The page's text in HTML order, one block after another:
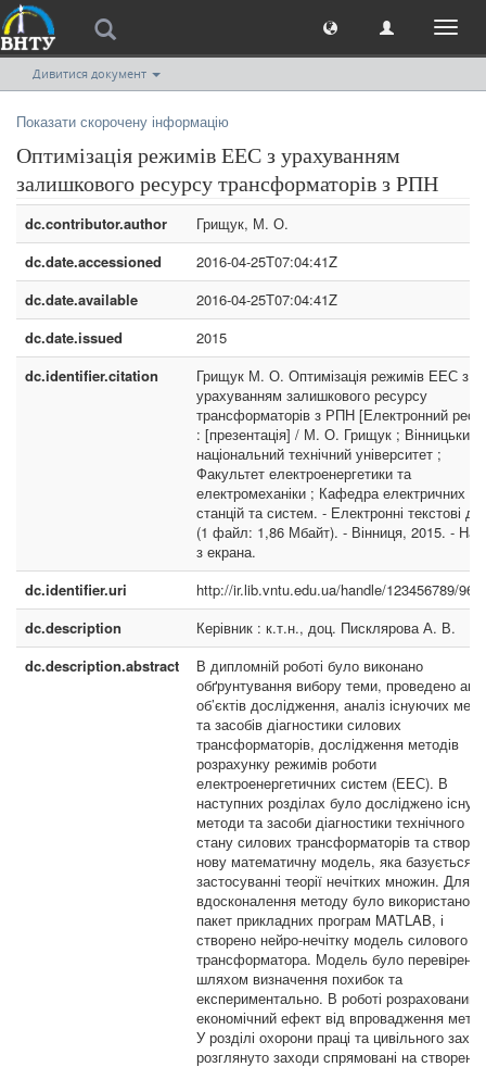
Toggle
Дивитися документ
Показати скорочену інформацію
Оптимізація режимів ЕЕС з урахуванням
залишкового ресурсу трансформаторів з РПН
dc.contributor.author
Грищук, М. О.
dc.date.accessioned
2016-04-25T07:04:41Z
dc.date.available
2016-04-25T07:04:41Z
dc.date.issued
2015
dc.identifier.citation
Грищук М. О. Оптимізація режимів ЕЕС з
урахуванням залишкового ресурсу
трансформаторів з РПН [Електронний
: [презентація] / М. О. Грищук ; Вінницький
національний технічний університет ;
Факультет електроенергетики та
електромеханіки ; Кафедра електричних
станцій та систем. - Електронні текстові
(1 файл: 1,86 Мбайт). - Вінниця, 2015. -
з екрана.
dc.identifier.uri
http://ir.lib.vntu.edu.ua/handle/123456789/
dc.description
Керівник : к.т.н., доц. Писклярова А. В.
dc.description.abstract
В дипломній роботі було виконано
обґрунтування вибору теми, проведено
об’єктів дослідження, аналіз існуючих
та засобів діагностики силових
трансформаторів, дослідження методів
розрахунку режимів роботи
електроенергетичних систем (ЕЕС). В
наступних розділах було досліджено
методи та засоби діагностики технічного
стану силових трансформаторів та
нову математичну модель, яка базується
застосуванні теорії нечітких множин. Для
вдосконалення методу було використано
пакет прикладних програм MATLAB, і
створено нейро-нечітку модель силового
трансформатора. Модель було перевірено
шляхом визначення похибок та
експериментально. В роботі розрахований
економічний ефект від впровадження
У розділі охорони праці та цивільного
розглянуто заходи спрямовані на